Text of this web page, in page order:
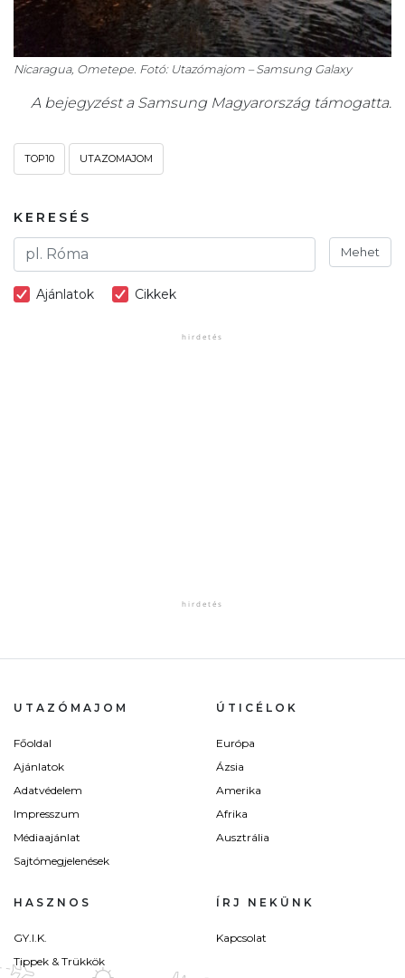
Nicaragua, Ometepe. Fotó: Utazómajom – Samsung Galaxy
A bejegyzést a Samsung Magyarország támogatta.
TOP10 UTAZOMAJOM
KERESÉS
Mehet
Ajánlatok Cikkek
UTAZÓMAJOM
Főoldal
Ajánlatok
Adatvédelem
Impresszum
Médiaajánlat
Sajtómegjelenések
ÚTICÉLOK
Európa
Ázsia
Amerika
Afrika
Ausztrália
HASZNOS
GY.I.K.
Tippek & Trükkök
ÍRJ NEKÜNK
Kapcsolat